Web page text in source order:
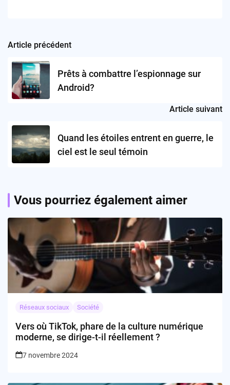
Post
navigation
Article précédent
Prêts à combattre l’espionnage sur
Android?
Article suivant
Quand les étoiles entrent en guerre, le
ciel est le seul témoin
Vous pourriez également aimer
Réseaux sociaux Société
Vers où TikTok, phare de la culture numérique
moderne, se dirige-t-il réellement ?
7 novembre 2024